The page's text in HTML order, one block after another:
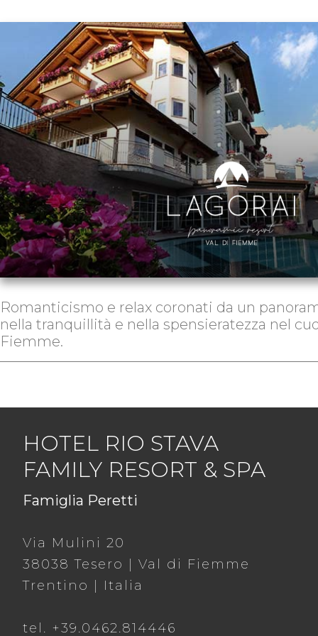
Romanticismo e relax coronati da un
nella tranquillità e nella spensieratezza nel
Fiemme.
HOTEL RIO STAVA
FAMILY RESORT & SPA
Famiglia Peretti
Via Mulini 20
38038 Tesero | Val di Fiemme
Trentino | Italia
tel. +39.0462.814446